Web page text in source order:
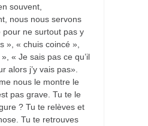
souvent,
nous nous servons
pour ne surtout pas y
», « chuis coincé »,
« Je sais pas ce qu’il
alors j’y vais pas».
nous le montre le
pas grave. Tu te le
? Tu te relèves et
Tu te retrouves